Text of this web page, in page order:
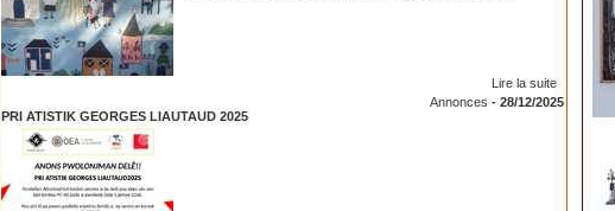
Lire la suite
Annonces - 28/12/2025
PRI ATISTIK GEORGES LIAUTAUD 2025